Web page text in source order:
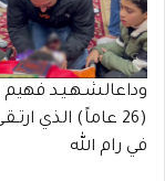
وداعالشـهـيـد
(26 عاماً) الذي
في رام الله